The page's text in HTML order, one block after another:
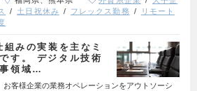
土日祝休み フレックス勤務
リモート
みの実装を主なミ
す。 デジタル技術
領域…
お客様企業の業務オペレーションをアウトソーシ